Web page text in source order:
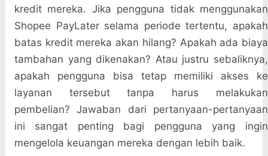
kredit mereka. Jika pengguna tidak menggunakan
Shopee PayLater selama periode tertentu, apakah
batas kredit mereka akan hilang? Apakah ada biaya
tambahan yang dikenakan? Atau justru sebaliknya,
apakah pengguna bisa tetap memiliki akses ke
layanan tersebut tanpa harus melakukan
pembelian? Jawaban dari pertanyaan-pertanyaan
ini sangat penting bagi pengguna yang ingin
mengelola keuangan mereka dengan lebih baik.